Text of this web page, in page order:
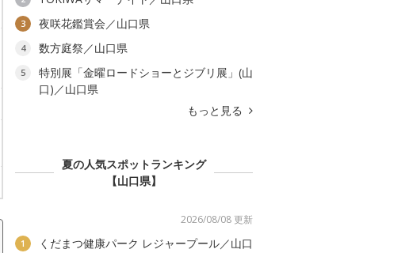
3 夜咲花鑑賞会／山口県
4 数方庭祭／山口県
5
特別展「金曜ロードショーとジブリ展」(山
口)／山口県
もっと見る
夏の人気スポットランキング
【山口県】
2026/08/08 更新
1
くだまつ健康パーク レジャープール／山口